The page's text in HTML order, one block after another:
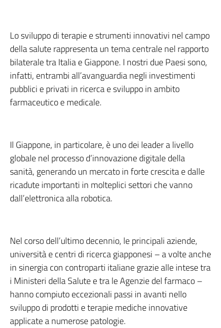
Lo sviluppo di terapie e strumenti innovativi nel campo
della salute rappresenta un tema centrale nel rapporto
bilaterale tra Italia e Giappone. I nostri due Paesi sono,
infatti, entrambi all’avanguardia negli investimenti
pubblici e privati in ricerca e sviluppo in ambito
farmaceutico e medicale.
Il Giappone, in particolare, è uno dei leader a livello
globale nel processo d’innovazione digitale della
sanità, generando un mercato in forte crescita e dalle
ricadute importanti in molteplici settori che vanno
dall’elettronica alla robotica.
Nel corso dell’ultimo decennio, le principali aziende,
università e centri di ricerca giapponesi – a volte anche
in sinergia con controparti italiane grazie alle intese tra
i Ministeri della Salute e tra le Agenzie del farmaco –
hanno compiuto eccezionali passi in avanti nello
sviluppo di prodotti e terapie mediche innovative
applicate a numerose patologie.